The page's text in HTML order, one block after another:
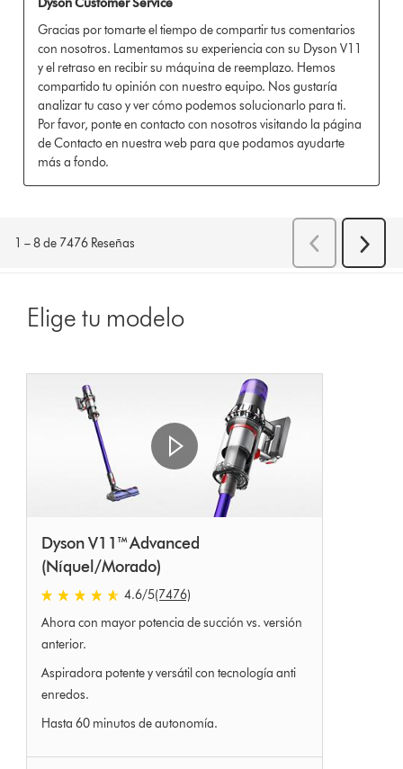
Elige tu modelo
Dyson V11™ Advanced
(Níquel/Morado)
4.6
estrellas
de
7476
Ratings
4.6/5(7476)
Ahora con mayor potencia de succión vs. versión
anterior.
Aspiradora potente y versátil con tecnología anti
enredos.
Hasta 60 minutos de autonomía.